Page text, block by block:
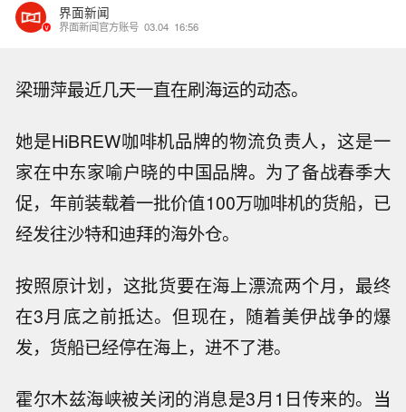
界面新闻
界面新闻官方账号 03.04 16:56
梁珊萍最近几天一直在刷海运的动态。
她是HiBREW咖啡机品牌的物流负责人，这是一
家在中东家喻户晓的中国品牌。 为了备战春季大
促，年前装载着一批价值100万咖啡机的货船，已
经发往沙特和迪拜的海外仓。
按照原计划，这批货要在海上漂流两个月，最终
在3月底之前抵达。但现在，随着美伊战争的爆
发，货船已经停在海上，进不了港。
霍尔木兹海峡被关闭的消息是3月1日传来的。 当